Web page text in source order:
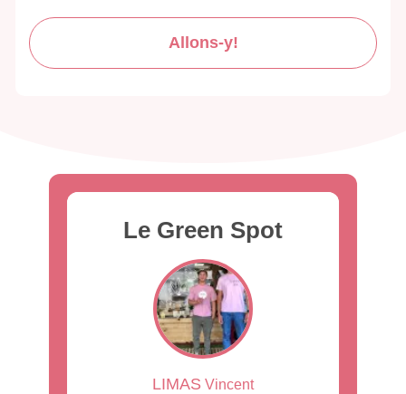
Allons-y!
Le Green Spot
LIMAS Vincent